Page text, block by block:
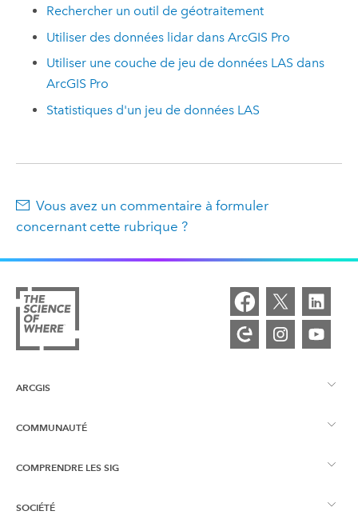
Rechercher un outil de géotraitement
Utiliser des données lidar dans ArcGIS Pro
Utiliser une couche de jeu de données LAS dans
ArcGIS Pro
Statistiques d'un jeu de données LAS
Vous avez un commentaire à formuler
concernant cette rubrique ?
ARCGIS
Vue d’ensemble d’ArcGIS
Cartographie
COMMUNAUTÉ
Esri Community
COMPRENDRE LES SIG
Qu’est-ce qu’un SIG ?
SOCIÉTÉ